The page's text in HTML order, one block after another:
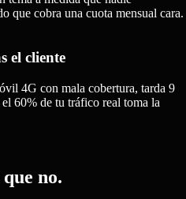
que cobra una cuota mensual cara.
el cliente
4G con mala cobertura, tarda 9
60% de tu tráfico real toma la
no.